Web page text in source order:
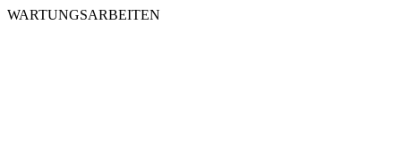
WARTUNGSARBEITEN